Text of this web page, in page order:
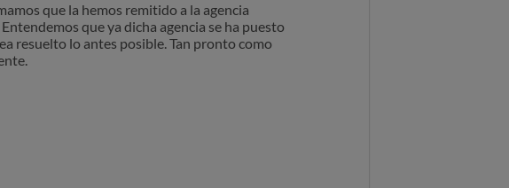
que la hemos remitido a la agencia
que ya dicha agencia se ha puesto
resuelto lo antes posible. Tan pronto como